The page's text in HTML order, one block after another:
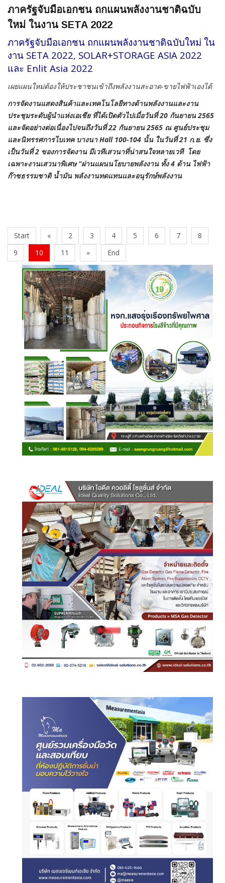
ภาครัฐจับมือเอกชน ถกแผนพลังงานชาติฉบับ
ใหม่ ในงาน SETA 2022
ภาครัฐจับมือเอกชน ถกแผนพลังงานชาติฉบับใหม่ ใน
งาน SETA 2022, SOLAR+STORAGE ASIA 2022
และ Enlit Asia 2022
เผยแผนใหม่ต้องให้ประชาชนเข้าถึงพลังงานสะอาด-ขายไฟฟ้าเองได้
การจัดงานแสดงสินค้าและเทคโนโลยีทางด้านพลังงานและงาน
ประชุมระดับผู้นำแห่งเอเชีย ที่ได้เปิดตัวไปเมื่อวันที่20 กันยายน 2565
และจัดอย่างต่อเนื่องไปจนถึงวันที่ 22 กันยายน 2565 ณ ศูนย์ประชุม
และนิทรรศการไบเทค บางนา Hall 100-104 นั้น ในวันที่ 21 ก.ย. ซึ่ง
เป็นวันที่ 2 ของการจัดงาน มีเวทีเสวนาที่น่าสนใจหลายเวที โดย
เฉพาะงานเสวนาพิเศษ “ผ่านแผนนโยบายพลังงาน ทั้ง 4 ด้าน ไฟฟ้า
ก๊าซธรรมชาติ น้ำมัน พลังงานทดแทนและอนุรักษ์พลังงาน
Start « 2 3 4 5 6 7
8
9
10 11 » End